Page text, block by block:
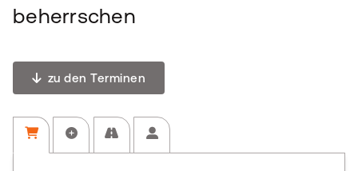
beherrschen
zu den Terminen